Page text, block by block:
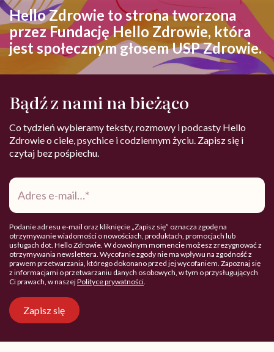
Hello Zdrowie to strona tworzona
przez Fundację Hello Zdrowie, która
jest społecznym głosem USP Zdrowie.
Bądź z nami na bieżąco
Co tydzień wybieramy teksty, rozmowy i podcasty Hello
Zdrowie o ciele, psychice i codziennym życiu. Zapisz się i
czytaj bez pośpiechu.
Adres
mail*
Podanie adresu e-mail oraz kliknięcie „Zapisz się” oznacza zgodę na
otrzymywanie wiadomości o nowościach, produktach, promocjach lub
usługach dot. Hello Zdrowie. W dowolnym momencie możesz zrezygnować z
otrzymywania newslettera. Wycofanie zgody nie ma wpływu na zgodność z
prawem przetwarzania, którego dokonano przed jej wycofaniem. Zapoznaj się
z informacjami o przetwarzaniu danych osobowych, w tym o przysługujących
Ci prawach, w naszejPolityce prywatności.
Zapisz się